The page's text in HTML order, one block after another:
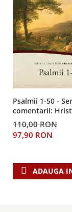
Psalmii 1-50 -
comentarii:
centru
110,00 RON
97,90 RON
ADAUGA